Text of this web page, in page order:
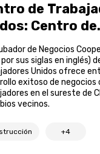
de
Centro de
de Negocios
por sus siglas en inglés)
Unidos ofrece
exitoso de negocios
en el sureste de
vecinos.
+4